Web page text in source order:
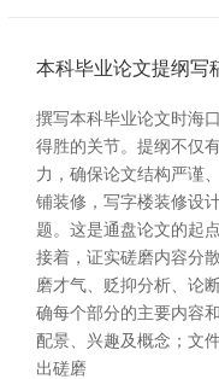
本科毕业论文提纲写
撰写本科毕业论文时海
得胜的关节。提纲不仅
力，确保论文结构严谨
铺装修，写字楼装修设
题。这是通盘论文的起
接着，证实磋磨内容分
磨才气、贬抑分析、论
确每个部分的主要内容
配景、兴趣及概念；文
出磋磨